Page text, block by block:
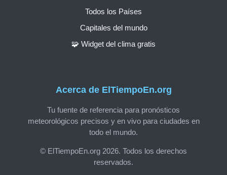
Acerca de ElTiempoEn.org
Tu fuente de referencia para pronósticos
meteorológicos precisos y en vivo para ciudades en
todo el mundo.
© ElTiempoEn.org 2026. Todos los derechos
reservados.
Todos los Países
Capitales del mundo
🧩 Widget del clima gratis